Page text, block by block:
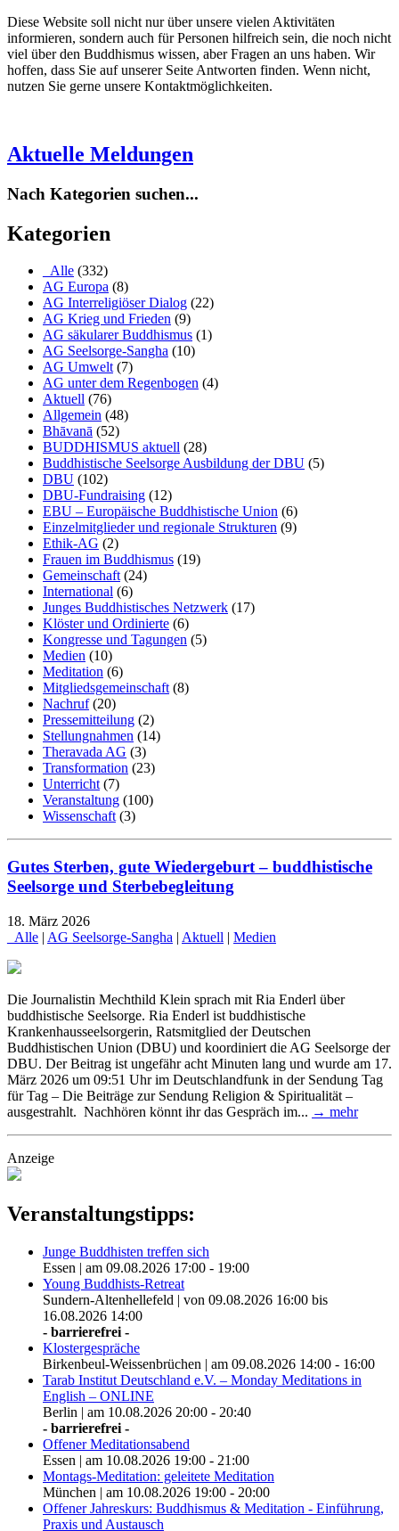
Diese Website soll nicht nur über unsere vielen Aktivitäten
informieren, sondern auch für Personen hilfreich sein, die noch nicht
viel über den Buddhismus wissen, aber Fragen an uns haben. Wir
hoffen, dass Sie auf unserer Seite Antworten finden. Wenn nicht,
nutzen Sie gerne unsere Kontaktmöglichkeiten.
Aktuelle Meldungen
Nach Kategorien suchen...
Kategorien
_Alle (332)
AG Europa (8)
AG Interreligiöser Dialog (22)
AG Krieg und Frieden (9)
AG säkularer Buddhismus (1)
AG Seelsorge-Sangha (10)
AG Umwelt(7)
AG unter dem Regenbogen (4)
Aktuell (76)
Allgemein (48)
Bhāvanā (52)
BUDDHISMUS aktuell (28)
Buddhistische Seelsorge Ausbildung der DBU (5)
DBU (102)
DBU-Fundraising (12)
EBU – Europäische Buddhistische Union (6)
Einzelmitglieder und regionale Strukturen (9)
Ethik-AG (2)
Frauen im Buddhismus (19)
Gemeinschaft(24)
International (6)
Junges Buddhistisches Netzwerk (17)
Klöster und Ordinierte (6)
Kongresse und Tagungen (5)
Medien (10)
Meditation (6)
Mitgliedsgemeinschaft(8)
Nachruf(20)
Pressemitteilung (2)
Stellungnahmen (14)
Theravada AG (3)
Transformation (23)
Unterricht(7)
Veranstaltung (100)
Wissenschaft(3)
Gutes Sterben, gute Wiedergeburt – buddhistische
Seelsorge und Sterbebegleitung
18. März 2026
_Alle | AG Seelsorge-Sangha | Aktuell | Medien
Die Journalistin Mechthild Klein sprach mit Ria Enderl über
buddhistische Seelsorge. Ria Enderl ist buddhistische
Krankenhausseelsorgerin, Ratsmitglied der Deutschen
Buddhistischen Union (DBU) und koordiniert die AG Seelsorge der
DBU. Der Beitrag ist ungefähr acht Minuten lang und wurde am 17.
März 2026 um 09:51 Uhr im Deutschlandfunk in der Sendung Tag
für Tag – Die Beiträge zur Sendung Religion & Spiritualität –
ausgestrahlt. Nachhören könnt ihr das Gespräch im... → mehr
Anzeige
Veranstaltungstipps:
Junge Buddhisten treffen sich
Essen | am 09.08.2026 17:00 - 19:00
Young Buddhists-Retreat
Sundern-Altenhellefeld | von 09.08.2026 16:00 bis
16.08.2026 14:00
- barrierefrei -
Klostergespräche
Birkenbeul-Weissenbrüchen | am 09.08.2026 14:00 - 16:00
Tarab Institut Deutschland e.V. – Monday Meditations in
English – ONLINE
Berlin | am 10.08.2026 20:00 - 20:40
- barrierefrei -
Offener Meditationsabend
Essen | am 10.08.2026 19:00 - 21:00
Montags-Meditation: geleitete Meditation
München | am 10.08.2026 19:00 - 20:00
Offener Jahreskurs: Buddhismus & Meditation - Einführung,
Praxis und Austausch